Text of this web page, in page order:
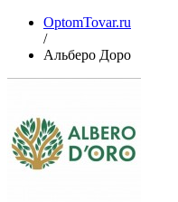
OptomTovar.ru
/
Альберо Доро